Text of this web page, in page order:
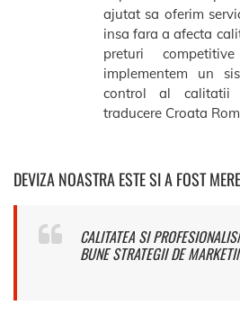
ajutat sa oferim
insa fara a afecta
preturi
implementem un
control al calitatii
traducere Croata
DEVIZA NOASTRA ESTE SI A FOST
CALITATEA SI
BUNE STRATEGII DE